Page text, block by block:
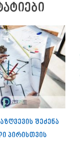
შეძენა
პირისთვის